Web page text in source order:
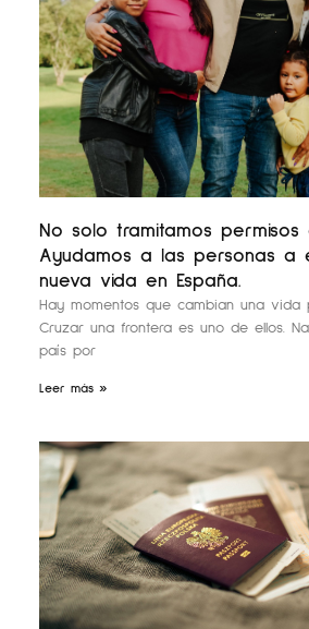
No solo tramitamos permisos
Ayudamos a las personas a
nueva vida en España.
Hay momentos que cambian una vida
Cruzar una frontera es uno de ellos.
país por
Leer más »